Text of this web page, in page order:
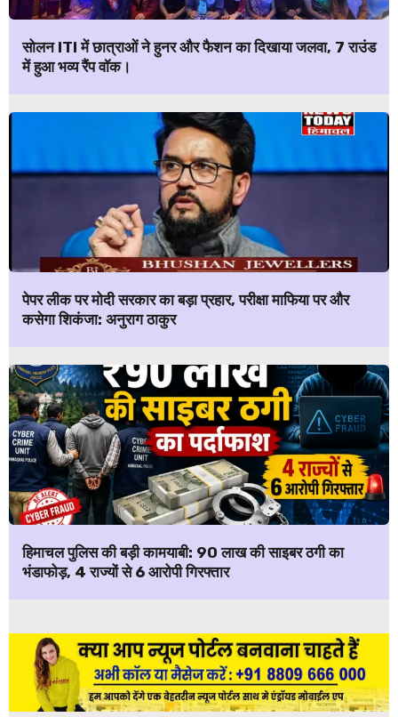
सोलन ITI में छात्राओं ने हुनर और फैशन का दिखाया जलवा, 7 राउंड
में हुआ भव्य रैंप वॉक।
पेपर लीक पर मोदी सरकार का बड़ा प्रहार, परीक्षा माफिया पर और
कसेगा शिकंजा: अनुराग ठाकुर
हिमाचल पुलिस की बड़ी कामयाबी: ₹90 लाख की साइबर ठगी का
भंडाफोड़, 4 राज्यों से 6 आरोपी गिरफ्तार